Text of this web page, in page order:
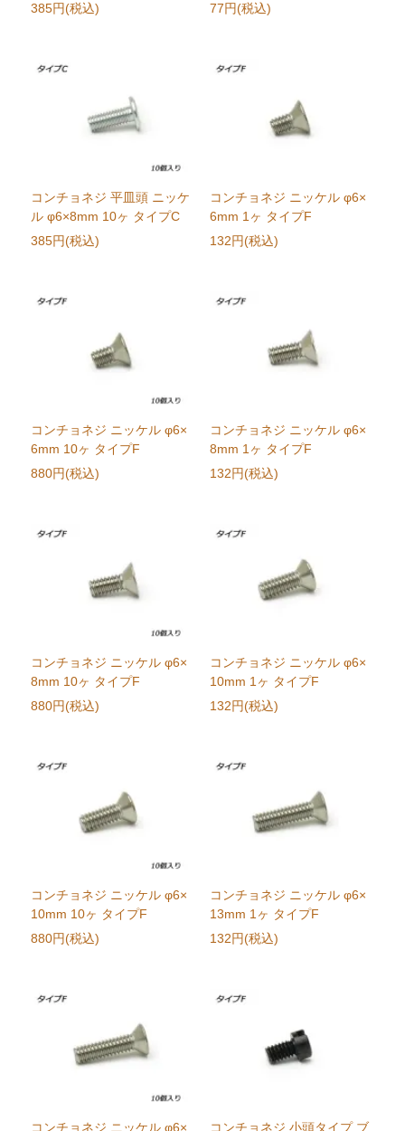
385円(税込)
77円(税込)
コンチョネジ 平皿頭 ニッケ
ル φ6×8mm 10ヶ タイプC
385円(税込)
コンチョネジ ニッケル φ6×
6mm 1ヶ タイプF
132円(税込)
コンチョネジ ニッケル φ6×
6mm 10ヶ タイプF
880円(税込)
コンチョネジ ニッケル φ6×
8mm 1ヶ タイプF
132円(税込)
コンチョネジ ニッケル φ6×
8mm 10ヶ タイプF
880円(税込)
コンチョネジ ニッケル φ6×
10mm 1ヶ タイプF
132円(税込)
コンチョネジ ニッケル φ6×
10mm 10ヶ タイプF
880円(税込)
コンチョネジ ニッケル φ6×
13mm 1ヶ タイプF
132円(税込)
コンチョネジ ニッケル φ6× コンチョネジ 小頭タイプ ブ